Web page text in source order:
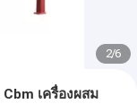
2/6
เครื่องผสม